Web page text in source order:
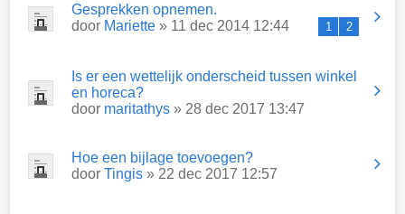
Gesprekken opnemen.
door Mariette » 11 dec 2014 12:44 1 2
Is er een wettelijk onderscheid tussen winkel
en horeca?
door maritathys » 28 dec 2017 13:47
Hoe een bijlage toevoegen?
door Tingis » 22 dec 2017 12:57